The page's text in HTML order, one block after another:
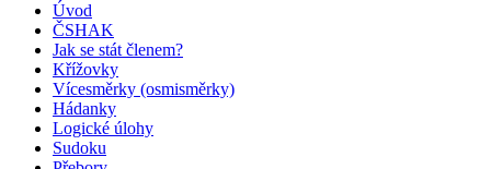
Úvod
ČSHAK
Jak se stát členem?
Křížovky
Vícesměrky (osmisměrky)
Hádanky
Logické úlohy
Sudoku